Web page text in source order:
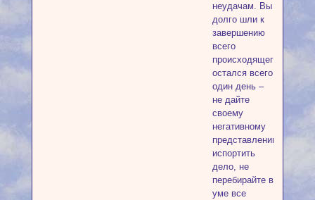
неудачам. Вы
долго шли к
завершению
всего
происходящего,
остался всего
один день –
не дайте
своему
негативному
представлению
испортить
дело, не
перебирайте в
уме все